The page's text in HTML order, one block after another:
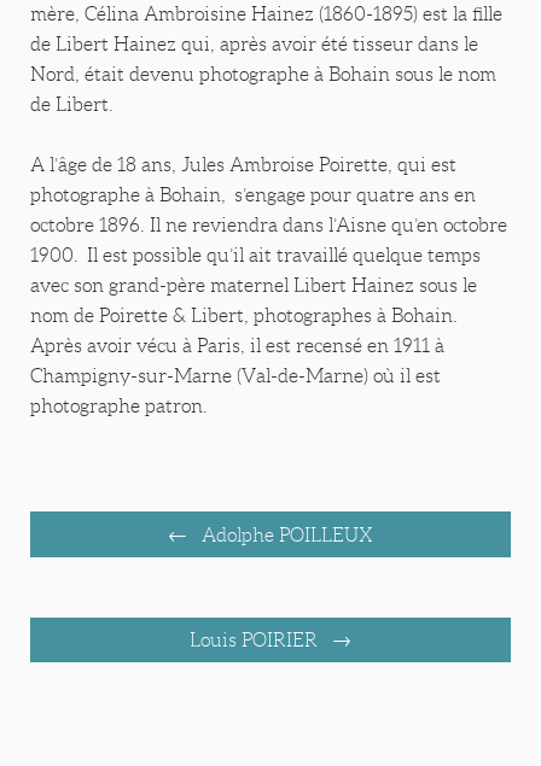
mère, Célina Ambroisine Hainez (1860-1895) est la fille
de Libert Hainez qui, après avoir été tisseur dans le
Nord, était devenu photographe à Bohain sous le nom
de Libert.
A l’âge de 18 ans, Jules Ambroise Poirette, qui est
photographe à Bohain, s’engage pour quatre ans en
octobre 1896. Il ne reviendra dans l’Aisne qu’en octobre
1900. Il est possible qu’il ait travaillé quelque temps
avec son grand-père maternel Libert Hainez sous le
nom de Poirette & Libert, photographes à Bohain.
Après avoir vécu à Paris, il est recensé en 1911 à
Champigny-sur-Marne (Val-de-Marne) où il est
photographe patron.
Adolphe POILLEUX
Louis POIRIER